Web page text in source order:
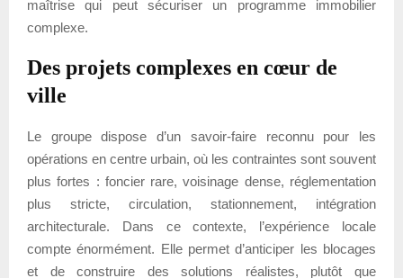
maîtrise qui peut sécuriser un programme immobilier
complexe.
Des projets complexes en cœur de
ville
Le groupe dispose d’un savoir-faire reconnu pour les
opérations en centre urbain, où les contraintes sont souvent
plus fortes : foncier rare, voisinage dense, réglementation
plus stricte, circulation, stationnement, intégration
architecturale. Dans ce contexte, l’expérience locale
compte énormément. Elle permet d’anticiper les blocages
et de construire des solutions réalistes, plutôt que